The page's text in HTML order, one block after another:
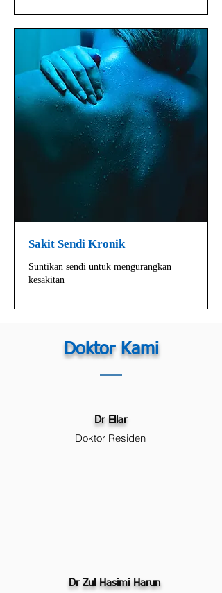
Sakit Sendi Kronik
Suntikan sendi untuk mengurangkan
kesakitan
Doktor Kami
Dr Ellar
Doktor Residen
Dr Zul Hasimi Harun